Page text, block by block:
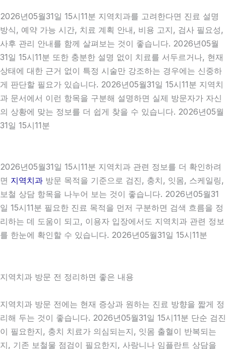
2026년05월31일 15시11분 지역치과를 고려한다면 진료 설명
방식, 예약 가능 시간, 치료 계획 안내, 비용 고지, 검사 필요성,
사후 관리 안내를 함께 살펴보는 것이 좋습니다. 2026년05월
31일 15시11분 또한 충분한 설명 없이 치료를 서두르거나, 현재
상태에 대한 근거 없이 특정 시술만 강조하는 경우에는 신중하
게 판단할 필요가 있습니다. 2026년05월31일 15시11분 지역치
과 문서에서 이런 항목을 구분해 설명하면 실제 방문자가 자신
의 상황에 맞는 정보를 더 쉽게 찾을 수 있습니다. 2026년05월
31일 15시11분
2026년05월31일 15시11분 지역치과 관련 정보를 더 확인하려
면 지역치과 방문 목적을 기준으로 검진, 충치, 잇몸, 스케일링,
보철 상담 항목을 나누어 보는 것이 좋습니다. 2026년05월31
일 15시11분 필요한 진료 목적을 먼저 구분하면 검색 흐름을 정
리하는 데 도움이 되고, 이용자 입장에서도 지역치과 관련 정보
를 한눈에 확인할 수 있습니다. 2026년05월31일 15시11분
지역치과 방문 전 정리하면 좋은 내용
지역치과 방문 전에는 현재 증상과 원하는 진료 방향을 짧게 정
리해 두는 것이 좋습니다. 2026년05월31일 15시11분 단순 검진
이 필요한지, 충치 치료가 의심되는지, 잇몸 출혈이 반복되는
지, 기존 보철물 점검이 필요한지, 사랑니나 임플란트 상담을